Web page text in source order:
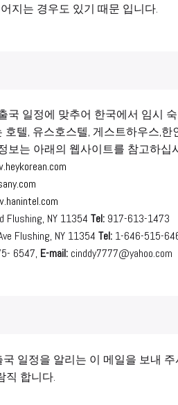
지는 경우도 있기 때문 입니다.
국 일정에 맞추어 한국에서 임시
텔, 유스호스텔, 게스트하우스,
보는 아래의 웹사이트를 참고하십
Flushing, NY 11354 Tel:917-613-1473
Flushing, NY 11354 Tel:1-646-515-
6547, E-mail:cinddy7777@yahoo.com
일정을 알리는 이 메일을 보내
직 합니다.